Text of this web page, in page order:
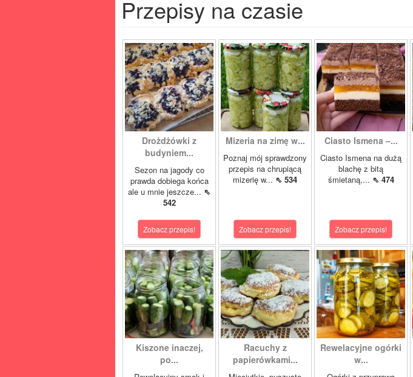
Przepisy na czasie
Drożdżówki z
budyniem...
Sezon na jagody co
prawda dobiega końca
ale u mnie jeszcze... ⇖
542
Zobacz przepis!
Mizeria na zimę w...
Poznaj mój sprawdzony
przepis na chrupiącą
mizerię w... ⇖ 534
Zobacz przepis!
Ciasto Ismena –...
Ciasto Ismena na dużą
blachę z bitą
śmietaną,... ⇖ 474
Zobacz przepis!
Kiszone inaczej,
po...
Racuchy z
papierówkami...
Rewelacyjne ogórki
w...